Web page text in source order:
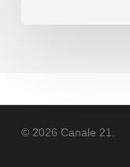
© 2026 Canale 21.